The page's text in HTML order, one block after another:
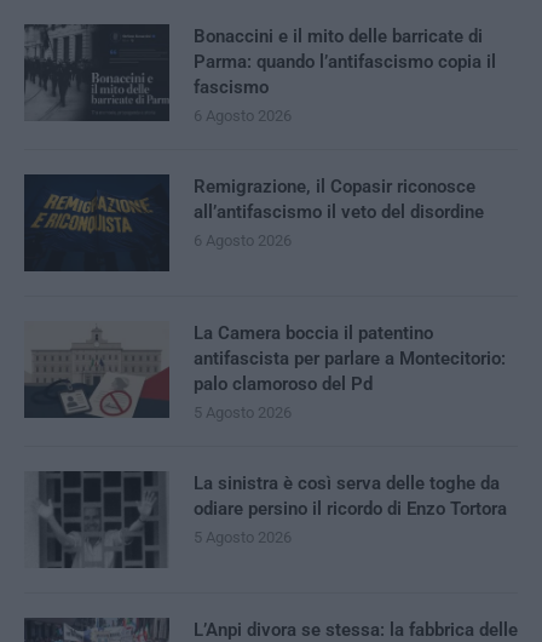
Bonaccini e il mito delle barricate di
Parma: quando l’antifascismo copia il
fascismo
6 Agosto 2026
Remigrazione, il Copasir riconosce
all’antifascismo il veto del disordine
6 Agosto 2026
La Camera boccia il patentino
antifascista per parlare a Montecitorio:
palo clamoroso del Pd
5 Agosto 2026
La sinistra è così serva delle toghe da
odiare persino il ricordo di Enzo Tortora
5 Agosto 2026
L’Anpi divora se stessa: la fabbrica delle